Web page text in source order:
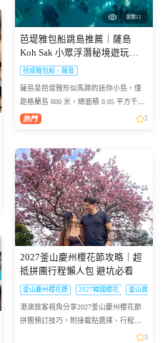
瀏覽22
芭堤雅包船跳島推薦｜薩島
Koh Sak 小眾浮潛秘境遊玩攻
略
芭堤雅包船、薩島
薩島是芭堤雅形似馬蹄的迷你小島，僅
距格蘭島 600 米，總面積 0.05 平方千
米，坐擁優質珊瑚礁海域，海面風浪平 2
瀏覽20
2027釜山慶州櫻花節攻略｜超
抵拼團行程懶人包 避坑必看
釜山慶州櫻花節 2027韓國櫻花 釜山賞櫻拼團
港澳旅客視角分享2027釜山慶州櫻花節
拼團預訂技巧，附接載點選擇、行程亮
3